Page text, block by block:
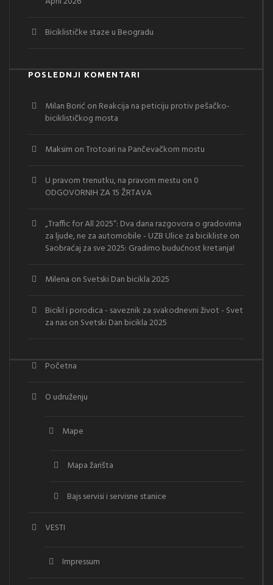
Biciklističke staze u Beogradu
POSLEDNJI KOMENTARI
Milan Borić on Reakcija na peticiju protiv pešačko-
biciklističkog mosta
Maksim onTrotoari na Pančevačkom mostu
U pravom trenutku, na pravom mestu on 0
ODGOVORNIH ZA 15 ŽRTAVA
„Traffic for All 2025“: Dva dana razgovora o gradovima
za ljude, ne za automobile - UZB Ulice za bicikliste on
Saobraćaj za sve 2025: Gradimo budućnost kretanja!
Milena on Svetski Dan bicikla 2025
Bicikl i porodica - saveznik za svakodnevni život - Svet
za nason Svetski Dan bicikla 2025
Početna
O udruženju
Mape
Mapa žarišta
Bajs servisi i servisne stanice
VESTI
Impressum